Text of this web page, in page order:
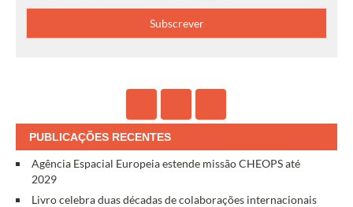
PUBLICAÇÕES RECENTES
Agência Espacial Europeia estende missão CHEOPS até
2029
Livro celebra duas décadas de colaborações internacionais